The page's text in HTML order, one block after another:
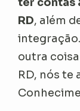
RD, além
outra
RD, nós te